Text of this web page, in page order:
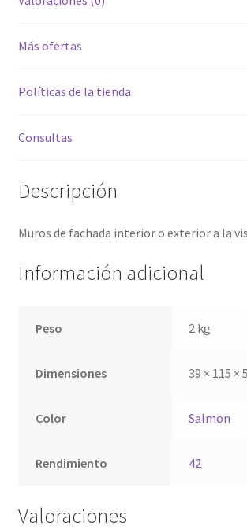
Más ofertas
Políticas de la tienda
Consultas
Descripción
Muros de fachada interior o exterior a la
Información adicional
Peso 2 kg
Dimensiones 39 × 115 ×
Color Salmon
Rendimiento 42
Valoraciones